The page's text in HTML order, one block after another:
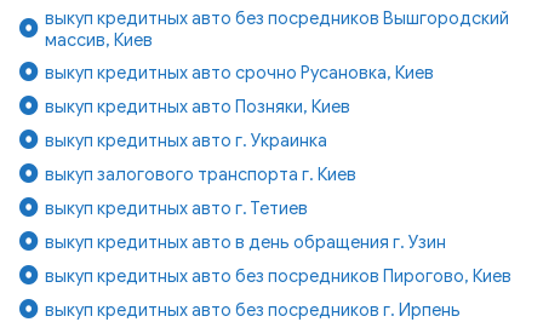
выкуп кредитных авто без посредников Вышгородский
массив, Киев
выкуп кредитных авто срочно Русановка, Киев
выкуп кредитных авто Позняки, Киев
выкуп кредитных авто г. Украинка
выкуп залогового транспорта г. Киев
выкуп кредитных авто г. Тетиев
выкуп кредитных авто в день обращения г. Узин
выкуп кредитных авто без посредников Пирогово, Киев
выкуп кредитных авто без посредников г. Ирпень